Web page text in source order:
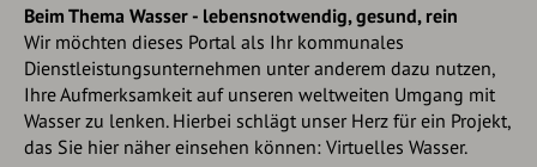
Beim Thema Wasser - lebensnotwendig, gesund, rein
Wir möchten dieses Portal als Ihr kommunales
Dienstleistungsunternehmen unter anderem dazu nutzen,
Ihre Aufmerksamkeit auf unseren weltweiten Umgang mit
Wasser zu lenken. Hierbei schlägt unser Herz für ein Projekt,
das Sie hier näher einsehen können: Virtuelles Wasser.